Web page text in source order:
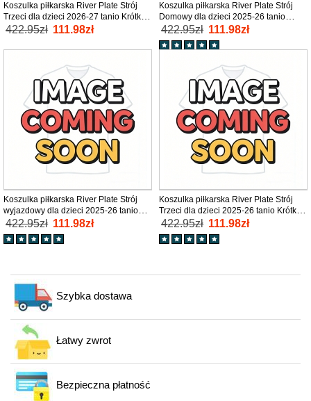
Koszulka piłkarska River Plate Strój
Trzeci dla dzieci 2026-27 tanio Krótki
Rękaw (+ Krótkie spodenki)
422.95zł 111.98zł
Koszulka piłkarska River Plate Strój
Domowy dla dzieci 2025-26 tanio
Krótki Rękaw (+ Krótkie spodenki)
422.95zł 111.98zł
Koszulka piłkarska River Plate Strój
wyjazdowy dla dzieci 2025-26 tanio
Krótki Rękaw (+ Krótkie spodenki)
422.95zł 111.98zł
Koszulka piłkarska River Plate Strój
Trzeci dla dzieci 2025-26 tanio Krótki
Rękaw (+ Krótkie spodenki)
422.95zł 111.98zł
Szybka dostawa
Łatwy zwrot
Bezpieczna płatność